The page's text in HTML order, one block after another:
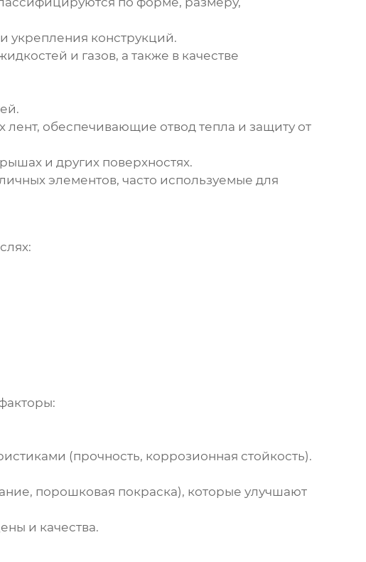
укрепления конструкций.
и газов, а также в качестве
обеспечивающие отвод тепла и защиту от
и других поверхностях.
элементов, часто используемые для
(прочность, коррозионная стойкость).
порошковая покраска), которые улучшают
и качества.